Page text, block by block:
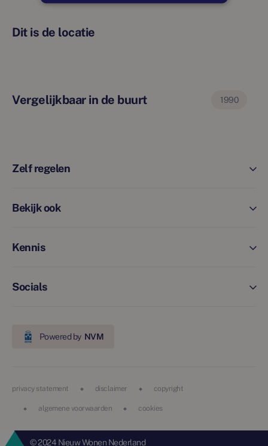
Dit is de locatie
Vergelijkbaar in de buurt 1990
Zelf regelen
Bekijk ook
Kennis
Socials
Powered by NVM
privacy statement disclaimer copyright
algemene voorwaarden cookies
© 2024 Nieuw Wonen Nederland